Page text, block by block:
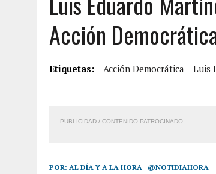
2 AGOSTO, 2026
AYUDABA A PERSONAS EN
2 AGOSTO, 2026
COLAPSÓ TECHO DE UNA
6 AGOSTO, 2026 | MISTERIOSA MUERTE DE
Acción
Etiquetas: Acción Democrática Luis
PUBLICIDAD / CONTENIDO PATROCINADO
POR: AL DÍA Y A LA HORA | @NOTIDIAHORA